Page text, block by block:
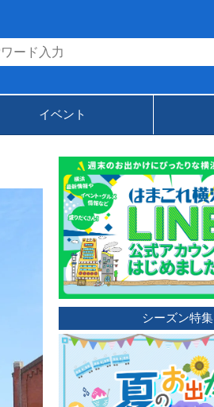
イベント
シーズン特集